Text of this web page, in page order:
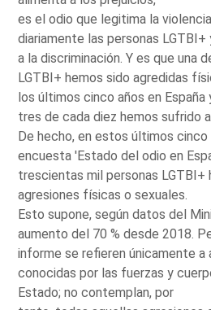
es el odio que legitima la
diariamente las personas
a la discriminación. Y es que una
LGTBI+ hemos sido agredidas
los últimos cinco años en España
tres de cada diez hemos sufrido
De hecho, en estos últimos cinco
encuesta 'Estado del odio en
trescientas mil personas LGTBI+
agresiones físicas o sexuales.
Esto supone, según datos del
aumento del 70 % desde 2018.
informe se refieren únicamente
conocidas por las fuerzas y
Estado; no contemplan, por